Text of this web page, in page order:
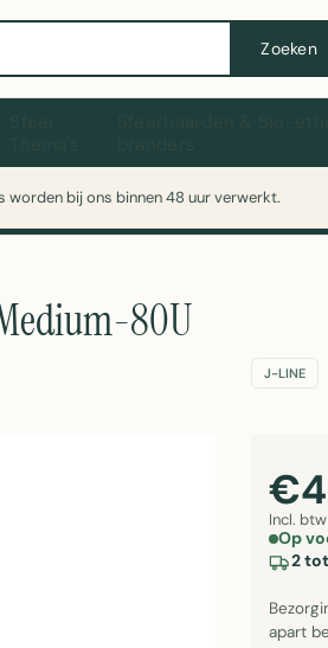
Zoeken
worden bij ons binnen 48 uur verwerkt.
nodig? Vergelijk alle prijzen op
80U
J-LINE
Incl. btw
Op
2
apart